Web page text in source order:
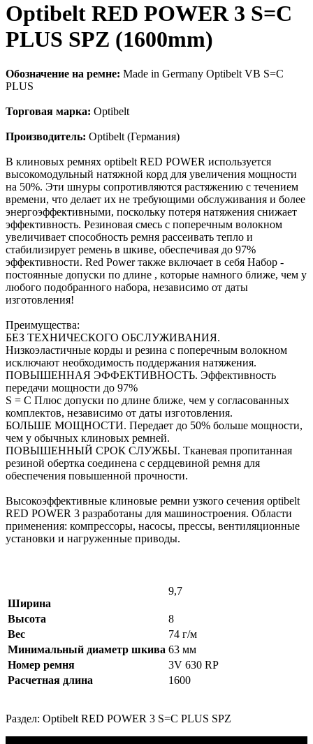
Optibelt RED POWER 3 S=C
PLUS SPZ (1600mm)
Обозначение на ремне: Made in Germany Optibelt VB S=C
PLUS
Торговая марка: Optibelt
Производитель: Optibelt (Германия)
В клиновых ремнях optibelt RED POWER используется
высокомодульный натяжной корд для увеличения мощности
на 50%. Эти шнуры сопротивляются растяжению с течением
времени, что делает их не требующими обслуживания и более
энергоэффективными, поскольку потеря натяжения снижает
эффективность. Резиновая смесь с поперечным волокном
увеличивает способность ремня рассеивать тепло и
стабилизирует ремень в шкиве, обеспечивая до 97%
эффективности. Red Power также включает в себя Набор -
постоянные допуски по длине , которые намного ближе, чем у
любого подобранного набора, независимо от даты
изготовления!
Преимущества:
БЕЗ ТЕХНИЧЕСКОГО ОБСЛУЖИВАНИЯ.
Низкоэластичные корды и резина с поперечным волокном
исключают необходимость поддержания натяжения.
ПОВЫШЕННАЯ ЭФФЕКТИВНОСТЬ. Эффективность
передачи мощности до 97%
S = C Плюс допуски по длине ближе, чем у согласованных
комплектов, независимо от даты изготовления.
БОЛЬШЕ МОЩНОСТИ. Передает до 50% больше мощности,
чем у обычных клиновых ремней.
ПОВЫШЕННЫЙ СРОК СЛУЖБЫ. Тканевая пропитанная
резиной обертка соединена с сердцевиной ремня для
обеспечения повышенной прочности.
Высокоэффективные клиновые ремни узкого сечения optibelt
RED POWER 3 разработаны для машиностроения. Области
применения: компрессоры, насосы, прессы, вентиляционные
установки и нагруженные приводы.
Ширина
9,7
Высота
8
Вес
74 г/м
Минимальный диаметр шкива 63 мм
Номер ремня
3V 630 RP
Расчетная длина
1600
Раздел: Optibelt RED POWER 3 S=C PLUS SPZ